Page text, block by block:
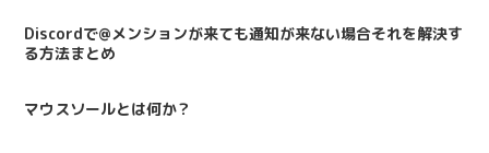
Discordで@メンションが来ても通知が来ない場合それを解決す
る方法まとめ
マウスソールとは何か？